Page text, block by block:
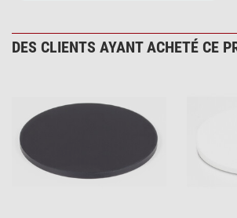
DES CLIENTS AYANT ACHETÉ CE